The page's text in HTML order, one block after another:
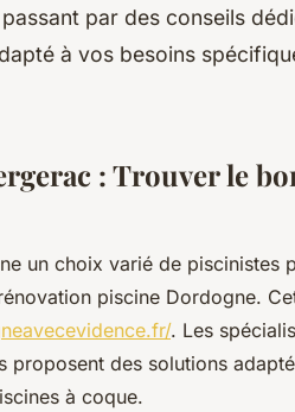
par des conseils
à vos besoins
: Trouver le
un choix varié de piscinistes
piscine Dordogne.
. Les
proposent des solutions
à coque.